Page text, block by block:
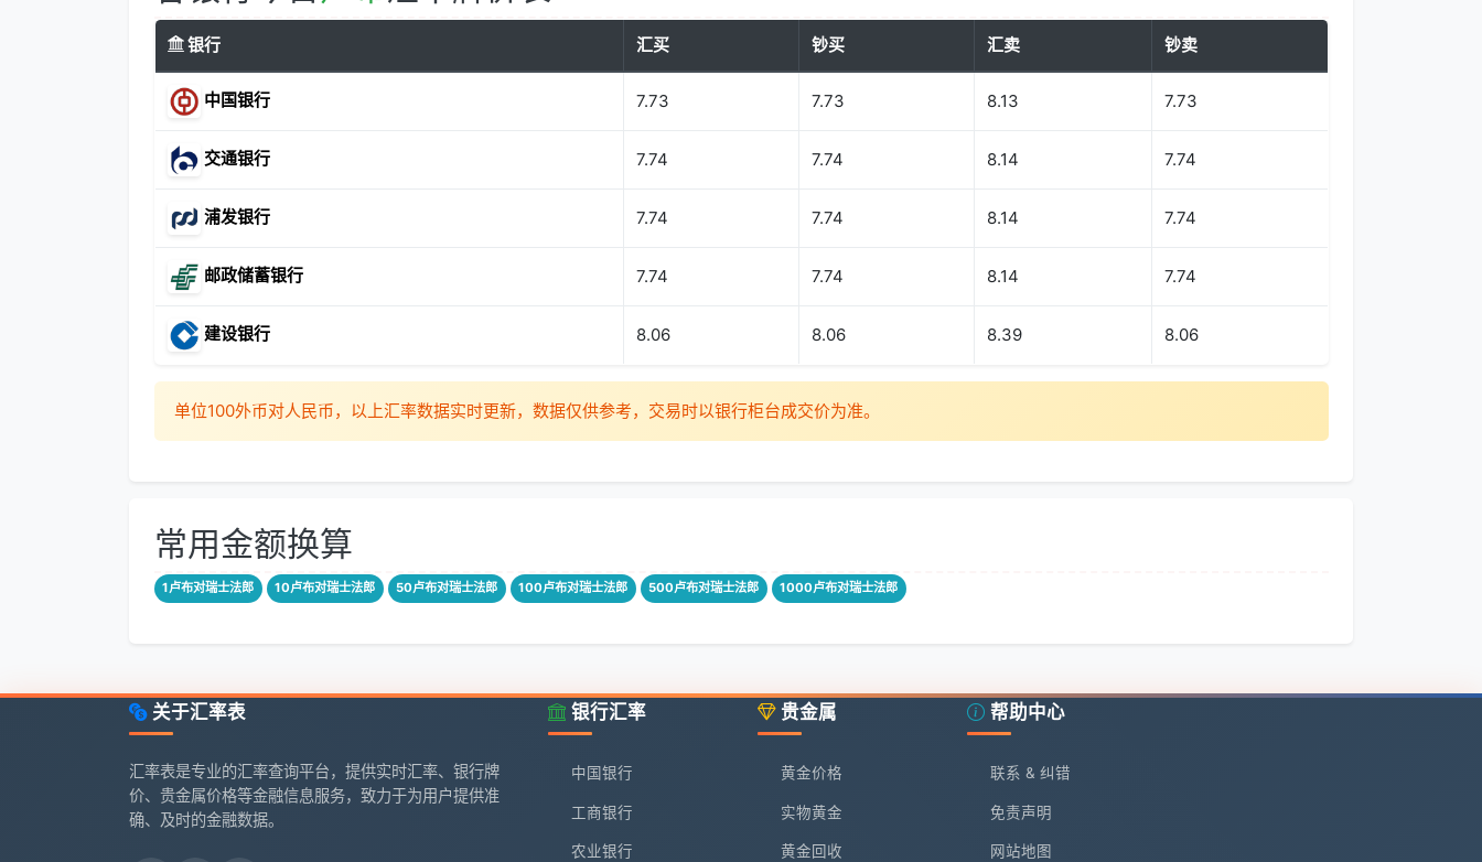
银行 汇买 钞买 汇卖 钞卖
中国银行 7.73 7.73 8.13 7.73
交通银行 7.74 7.74 8.14 7.74
浦发银行 7.74 7.74 8.14 7.74
邮政储蓄银行 7.74 7.74 8.14 7.74
建设银行 8.06 8.06 8.39 8.06
单位100外币对人民币，以上汇率数据实时更新，数据仅供参考，交易时以银行柜台成交价为准。
常用金额换算
1卢布对瑞士法郎 10卢布对瑞士法郎 50卢布对瑞士法郎 100卢布对瑞士法郎 500卢布对瑞士法郎 1000卢布对瑞士法郎
关于汇率表
汇率表是专业的汇率查询平台，提供实时汇率、银行牌
价、贵金属价格等金融信息服务，致力于为用户提供准
确、及时的金融数据。
银行汇率
中国银行
工商银行
农业银行
贵金属
黄金价格
实物黄金
黄金回收
帮助中心
联系 & 纠错
免责声明
网站地图